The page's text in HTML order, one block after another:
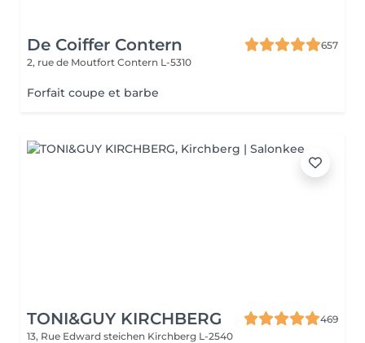
De Coiffer Contern
657
2, rue de Moutfort Contern L-5310
Forfait coupe et barbe
TONI&GUY KIRCHBERG
469
13, Rue Edward steichen Kirchberg L-2540